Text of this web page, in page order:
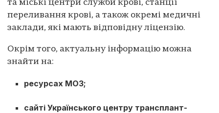
та міські центри служби крові, станції
переливання крові, а також окремі медичні
заклади, які мають відповідну ліцензію.
Окрім того, актуальну інформацію можна
знайти на:
ресурсах МОЗ;
сайті Українського центру трансплант-